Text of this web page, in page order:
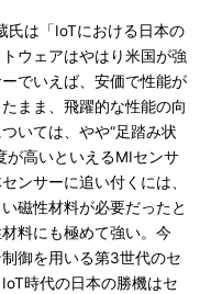
は「IoTにおける日本の
ウェアはやはり米国が強
でいえば、安価で性能が
まま、飛躍的な性能の向
いては、やや“足踏み状
が高いといえるMIセンサ
ンサーに追い付くには、
磁性材料が必要だったと
料にも極めて強い。今
御を用いる第3世代のセ
時代の日本の勝機はセ